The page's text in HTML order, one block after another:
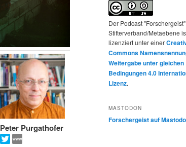
Peter Purgathofer
Der Podcast
Stifterverband/Metaebene
lizenziert unter einer
Commons
Weitergabe unter gleichen
Bedingungen 4.0
Lizenz.
MASTODON
Forschergeist auf